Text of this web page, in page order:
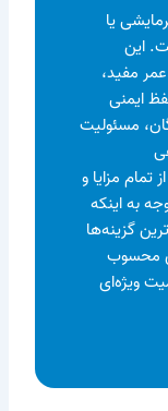
یا
این
مفید،
ایمنی
مسئولیت
مزایا و
به اینکه
گزینه‌ها
محسوب
ویژه‌ای